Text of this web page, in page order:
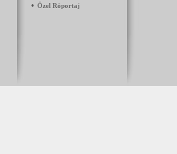
• Özel Röportaj